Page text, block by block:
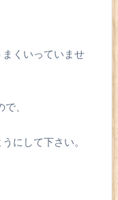
くいっていませ
、
にして下さい。